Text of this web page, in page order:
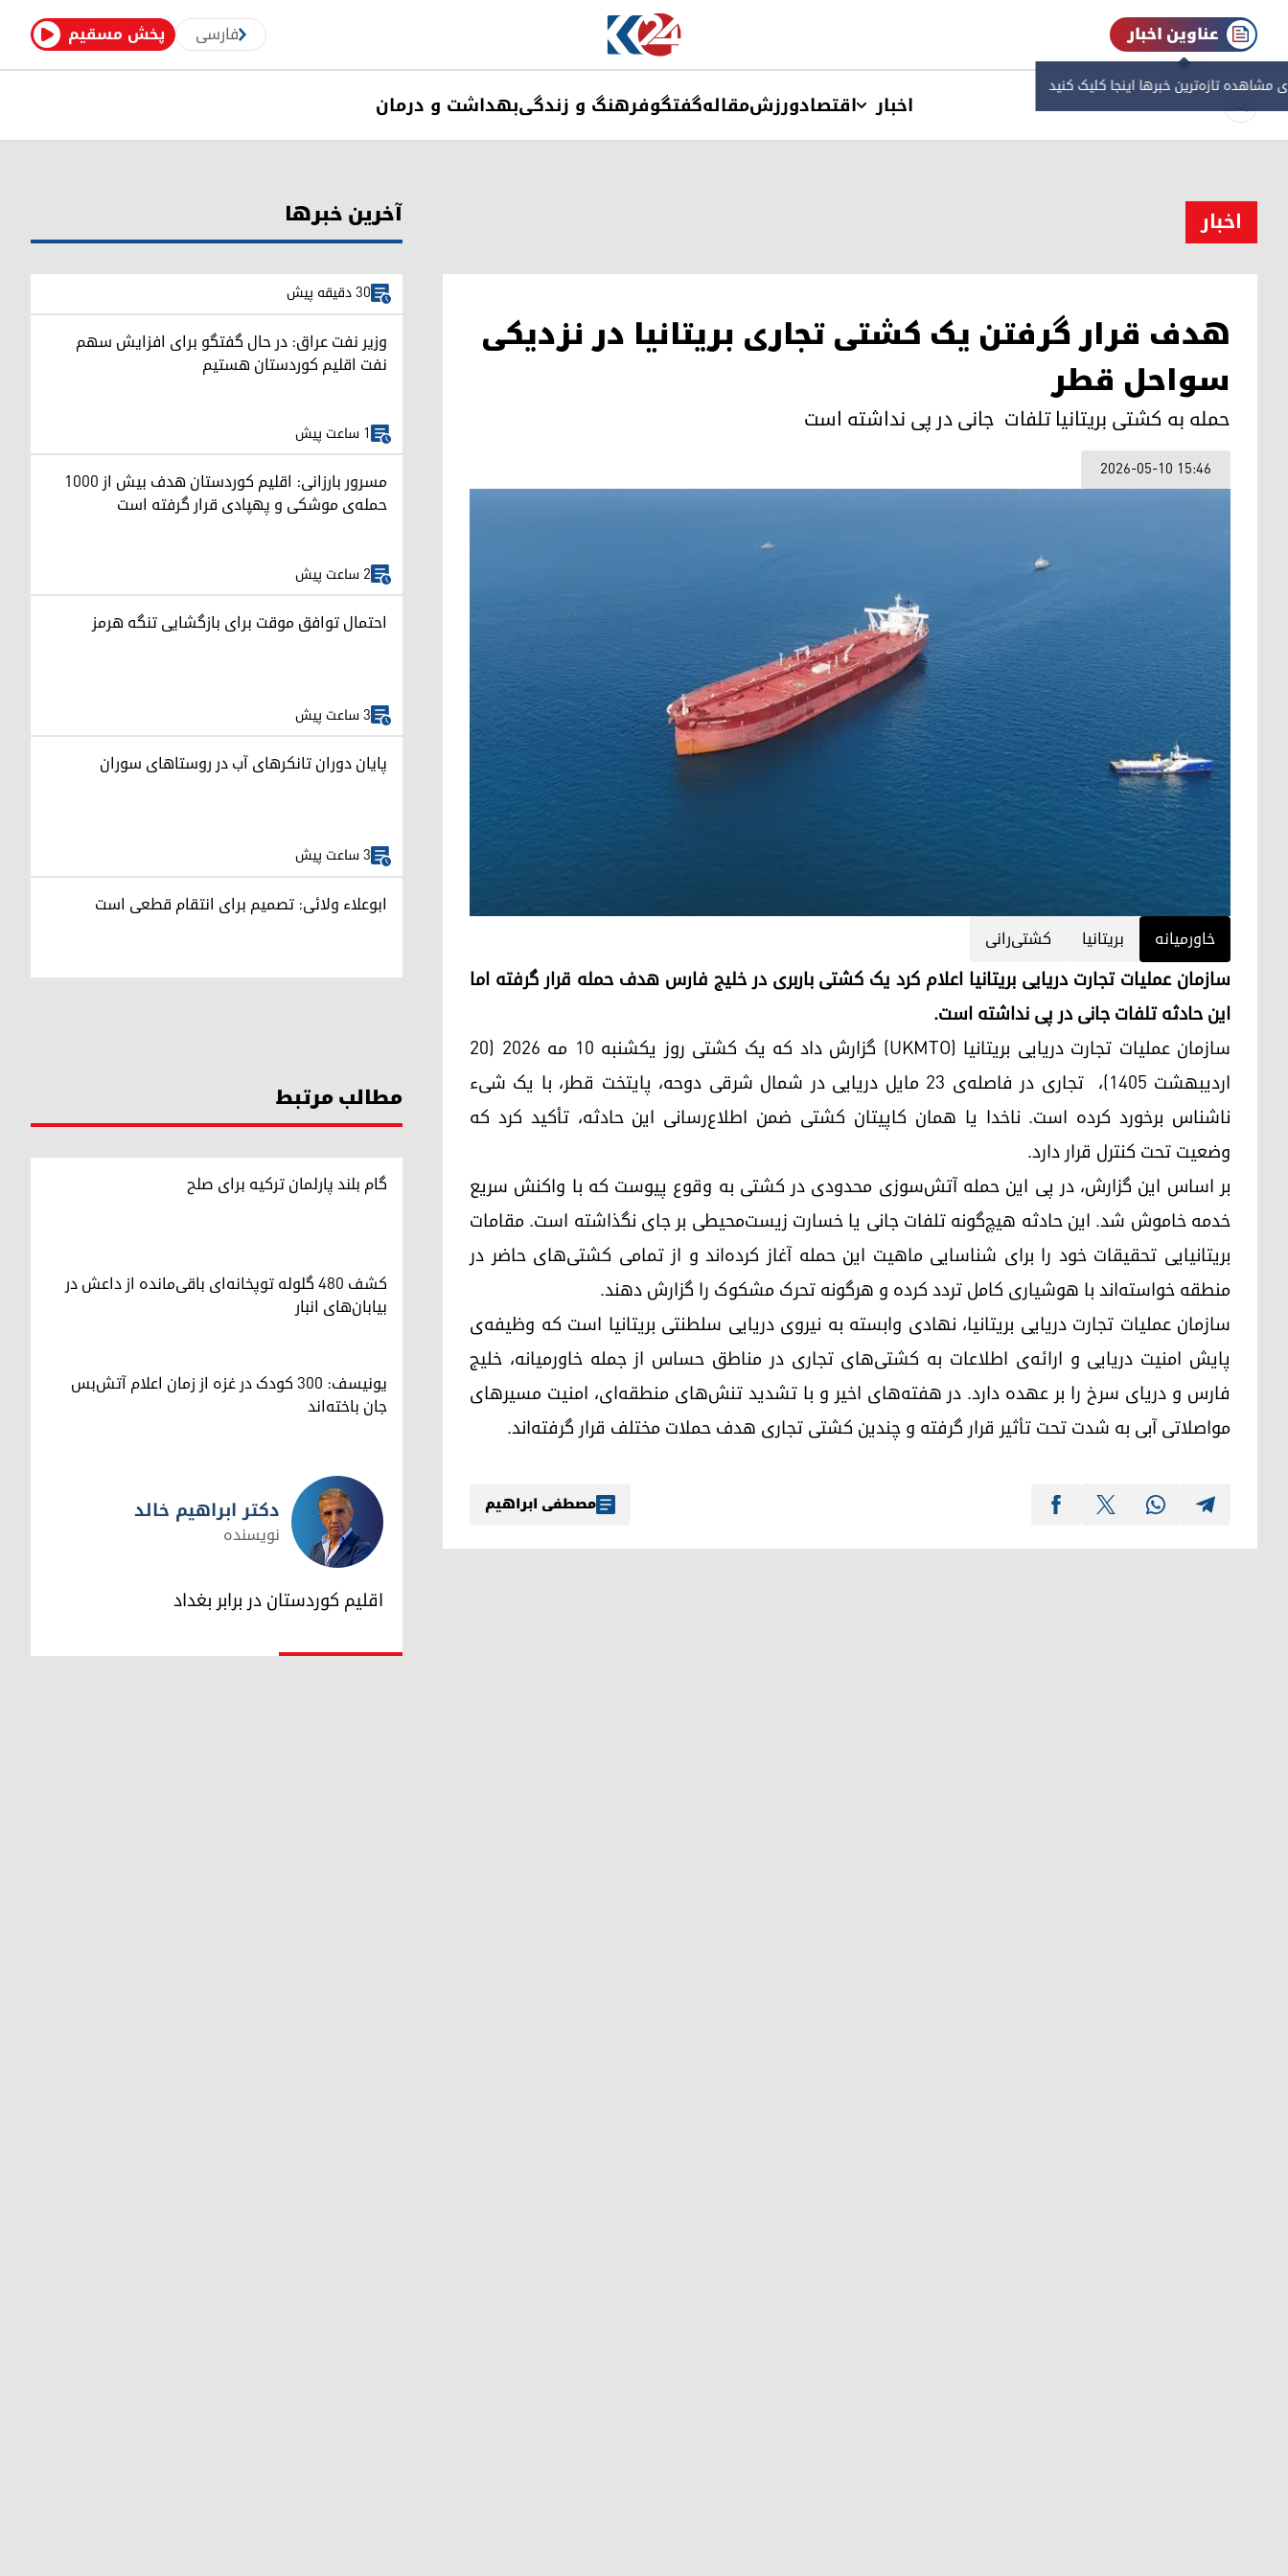
پخش مسقیم فارسی عناوین اخبار
مشاهده‌ تازه‌ترین خبرها اینجا کلیک کنید
اخبار اقتصادورزشمقالهگفتگوفرهنگ و زندگیبهداشت و درمان
اخبار
هدف قرار گرفتن یک کشتی تجاری بریتانیا در نزدیکی
سواحل قطر
حمله به کشتی بریتانیا تلفات جانی در پی نداشته است
2026-05-10 15:46
خاورمیانه بریتانیا کشتی‌رانی
سازمان عملیات تجارت دریایی بریتانیا اعلام کرد یک کشتی باربری در خلیج فارس هدف حمله قرار گرفته اما
این حادثه تلفات جانی در پی نداشته است.
سازمان عملیات تجارت دریایی بریتانیا (UKMTO) گزارش داد که یک کشتی روز یکشنبه ۱۰ مه ۲۰۲۶ (۲۰
اردیبهشت ۱۴۰۵)، تجاری در فاصله‌ی ۲۳ مایل دریایی در شمال شرقی دوحه، پایتخت قطر، با یک شیء
ناشناس برخورد کرده است. ناخدا یا همان کاپیتان کشتی ضمن اطلاع‌رسانی این حادثه، تأکید کرد که
وضعیت تحت کنترل قرار دارد.
بر اساس این گزارش، در پی این حمله آتش‌سوزی محدودی در کشتی به وقوع پیوست که با واکنش سریع
خدمه خاموش شد. این حادثه هیچ‌گونه تلفات جانی یا خسارت زیست‌محیطی بر جای نگذاشته است. مقامات
بریتانیایی تحقیقات خود را برای شناسایی ماهیت این حمله آغاز کرده‌اند و از تمامی کشتی‌های حاضر در
منطقه خواسته‌اند با هوشیاری کامل تردد کرده و هرگونه تحرک مشکوک را گزارش دهند.
سازمان عملیات تجارت دریایی بریتانیا، نهادی وابسته به نیروی دریایی سلطنتی بریتانیا است که وظیفه‌ی
پایش امنیت دریایی و ارائه‌ی اطلاعات به کشتی‌های تجاری در مناطق حساس از جمله خاورمیانه، خلیج
فارس و دریای سرخ را بر عهده دارد. در هفته‌های اخیر و با تشدید تنش‌های منطقه‌ای، امنیت مسیرهای
مواصلاتی آبی به شدت تحت تأثیر قرار گرفته و چندین کشتی تجاری هدف حملات مختلف قرار گرفته‌اند.
مصطفی ابراهیم
آخرین خبرها
30 دقیقه پیش
وزیر نفت عراق: در حال گفتگو برای افزایش سهم
نفت اقلیم کوردستان هستیم
1 ساعت پیش
مسرور بارزانی: اقلیم کوردستان هدف بیش از ۱۰۰۰
حمله‌ی موشکی و پهپادی قرار گرفته است
2 ساعت پیش
احتمال توافق موقت برای بازگشایی تنگه هرمز
3 ساعت پیش
پایان دوران تانکرهای آب در روستاهای سوران
3 ساعت پیش
ابوعلاء ولائی: تصمیم برای انتقام قطعی است
مطالب مرتبط
گام بلند پارلمان ترکیه برای صلح
کشف ۴۸۰ گلوله توپخانه‌ای باقی‌مانده از داعش در
بیابان‌های انبار
یونیسف: ۳۰۰ کودک در غزه از زمان اعلام آتش‌بس
جان باخته‌اند
دکتر ابراهیم خالد
دکتر ابراهیم خالد
نویسنده
اقلیم کوردستان در برابر بغداد